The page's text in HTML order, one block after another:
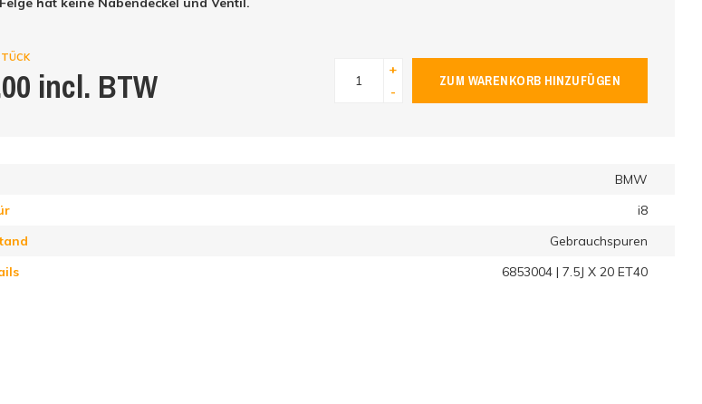
incl. BTW
+
-
ZUM WARENKORB HINZUFÜGEN
BMW
i8
Gebrauchspuren
6853004 | 7.5J X 20 ET40